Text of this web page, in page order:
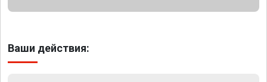
Ваши действия: